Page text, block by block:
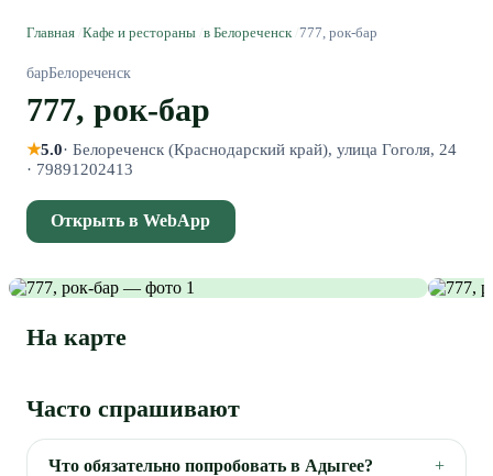
Главная Кафе и рестораны в Белореченск 777, рок-бар
барБелореченск
777, рок-бар
★5.0· Белореченск (Краснодарский край), улица Гоголя, 24
· 79891202413
Открыть в WebApp
На карте
Часто спрашивают
Что обязательно попробовать в Адыгее?